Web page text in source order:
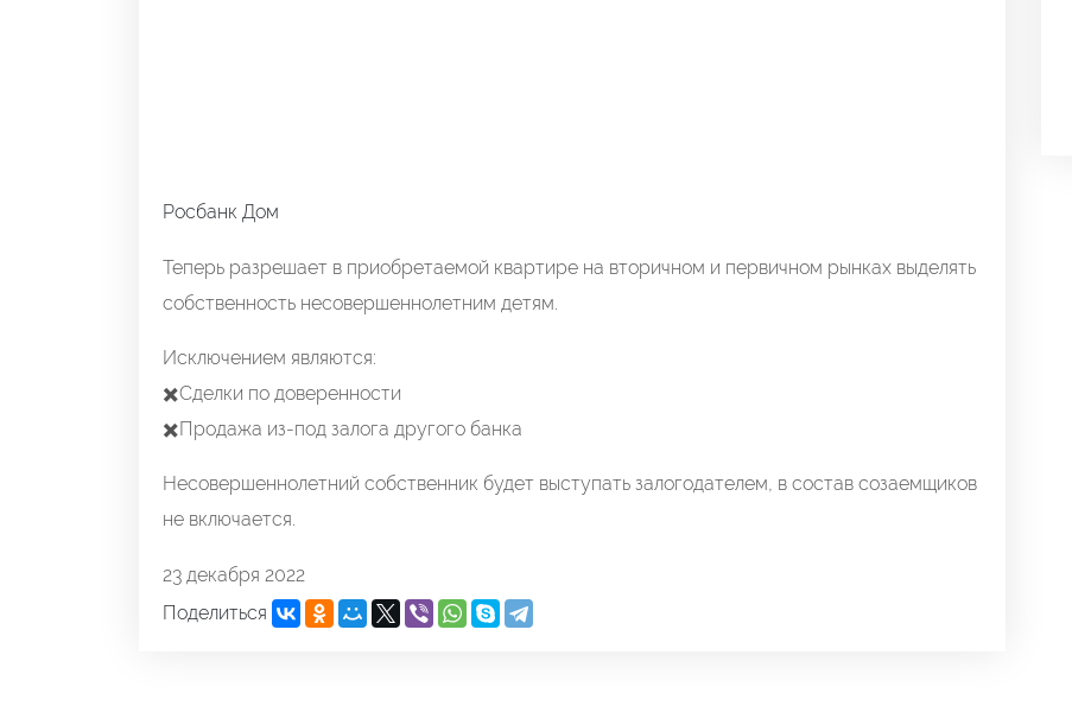
Росбанк Дом
Теперь разрешает в приобретаемой квартире на вторичном и первичном рынках выделять
собственность несовершеннолетним детям.
Исключением являются:
✖️Сделки по доверенности
✖️Продажа из-под залога другого банка
Несовершеннолетний собственник будет выступать залогодателем, в состав созаемщиков
не включается.
23 декабря 2022
Поделиться